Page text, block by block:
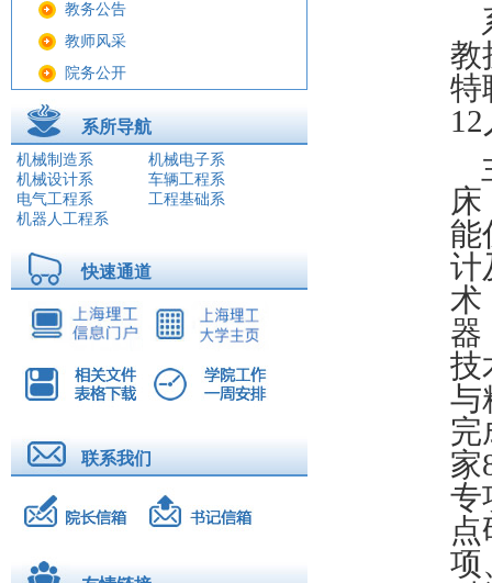
教务公告
教师风采
院务公开
科学研究
教工之家
师资队伍
图片新闻
系所导航
机械电子系
车辆工程系
工程基础系
系所导航
机械制造系
机械电子系
机械设计系
车辆工程系
电气工程系
工程基础系
机器人工程系
快速通道
联系我们
教
特
12
床
能
计
术
器
技
与
完
家
专
项